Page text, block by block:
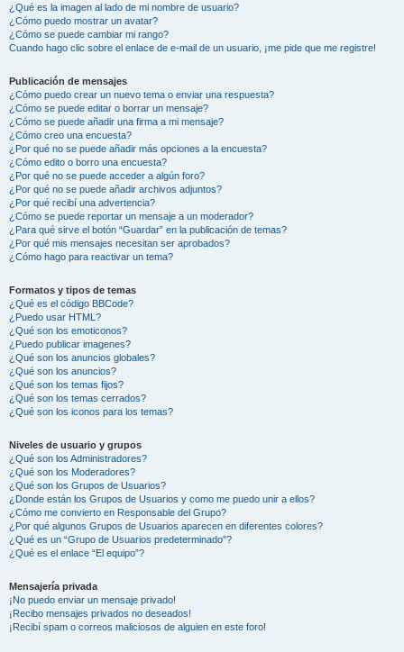
¿Qué es la imagen al lado de mi nombre de usuario?
¿Cómo puedo mostrar un avatar?
¿Cómo se puede cambiar mi rango?
Cuando hago clic sobre el enlace de e-mail de un usuario, ¡me pide que me registre!
Publicación de mensajes
¿Cómo puedo crear un nuevo tema o enviar una respuesta?
¿Cómo se puede editar o borrar un mensaje?
¿Cómo se puede añadir una firma a mi mensaje?
¿Cómo creo una encuesta?
¿Por qué no se puede añadir más opciones a la encuesta?
¿Cómo edito o borro una encuesta?
¿Por qué no se puede acceder a algún foro?
¿Por qué no se puede añadir archivos adjuntos?
¿Por qué recibí una advertencia?
¿Cómo se puede reportar un mensaje a un moderador?
¿Para qué sirve el botón “Guardar” en la publicación de temas?
¿Por qué mis mensajes necesitan ser aprobados?
¿Cómo hago para reactivar un tema?
Formatos y tipos de temas
¿Qué es el código BBCode?
¿Puedo usar HTML?
¿Qué son los emoticonos?
¿Puedo publicar imagenes?
¿Qué son los anuncios globales?
¿Qué son los anuncios?
¿Qué son los temas fijos?
¿Qué son los temas cerrados?
¿Qué son los iconos para los temas?
Niveles de usuario y grupos
¿Qué son los Administradores?
¿Qué son los Moderadores?
¿Qué son los Grupos de Usuarios?
¿Donde están los Grupos de Usuarios y como me puedo unir a ellos?
¿Cómo me convierto en Responsable del Grupo?
¿Por qué algunos Grupos de Usuarios aparecen en diferentes colores?
¿Qué es un “Grupo de Usuarios predeterminado”?
¿Qué es el enlace “El equipo”?
Mensajería privada
¡No puedo enviar un mensaje privado!
¡Recibo mensajes privados no deseados!
¡Recibí spam o correos maliciosos de alguien en este foro!